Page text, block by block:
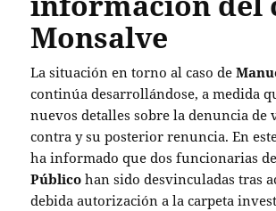
Monsalve
La situación en torno al caso de
continúa desarrollándose, a medida
nuevos detalles sobre la denuncia de
contra y su posterior renuncia. En
ha informado que dos funcionarias
Público han sido desvinculadas tras
debida autorización a la carpeta